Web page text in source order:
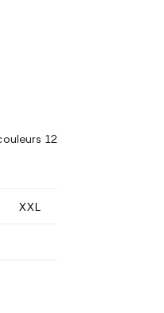
12
XXL